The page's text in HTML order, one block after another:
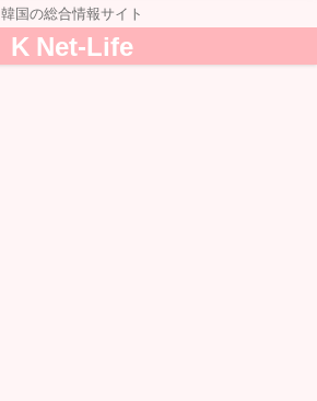
韓国の総合情報サイト
K Net-Life